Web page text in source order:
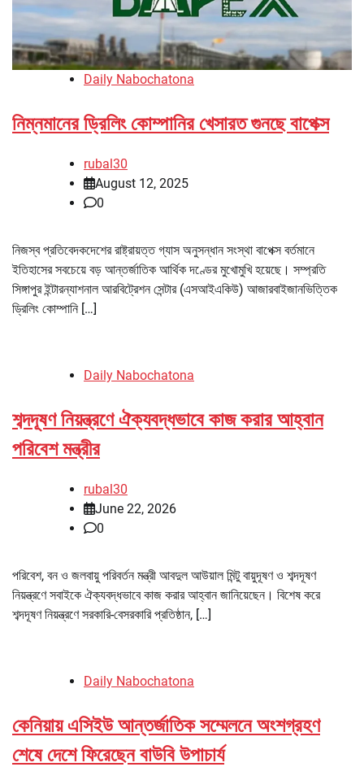
Daily Nabochatona
নিম্নমানের ড্রিলিং কোম্পানির খেসারত গুনছে বাপেক্স
rubal30
August 12, 2025
0
নিজস্ব প্রতিবেদকদেশের রাষ্ট্রায়ত্ত গ্যাস অনুসন্ধান সংস্থা বাপেক্স বর্তমানে
ইতিহাসের সবচেয়ে বড় আন্তর্জাতিক আর্থিক দণ্ডের মুখোমুখি হয়েছে। সম্প্রতি
সিঙ্গাপুর ইন্টারন্যাশনাল আরবিট্রেশন সেন্টার (এসআইএকিউ) আজারবাইজানভিত্তিক
ড্রিলিং কোম্পানি […]
Daily Nabochatona
শব্দদূষণ নিয়ন্ত্রণে ঐক্যবদ্ধভাবে কাজ করার আহ্বান
পরিবেশ মন্ত্রীর
rubal30
June 22, 2026
0
পরিবেশ, বন ও জলবায়ু পরিবর্তন মন্ত্রী আবদুল আউয়াল মিন্টু বায়ুদূষণ ও শব্দদূষণ
নিয়ন্ত্রণে সবাইকে ঐক্যবদ্ধভাবে কাজ করার আহ্বান জানিয়েছেন। বিশেষ করে
শব্দদূষণ নিয়ন্ত্রণে সরকারি-বেসরকারি প্রতিষ্ঠান, […]
Daily Nabochatona
কেনিয়ায় এসিইউ আন্তর্জাতিক সম্মেলনে অংশগ্রহণ
শেষে দেশে ফিরেছেন বাউবি উপাচার্য